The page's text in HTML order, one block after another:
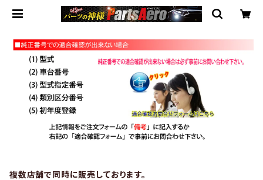
複数店舗で同時に販売しております。